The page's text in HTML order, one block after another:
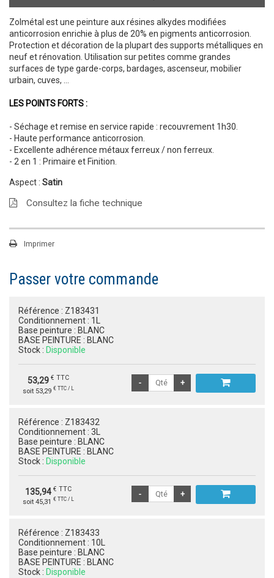
Zolmétal est une peinture aux résines alkydes modifiées
anticorrosion enrichie à plus de 20% en pigments anticorrosion.
Protection et décoration de la plupart des supports métalliques en
neuf et rénovation. Utilisation sur petites comme grandes
surfaces de type garde-corps, bardages, ascenseur, mobilier
urbain, cuves, ...
LES POINTS FORTS :
- Séchage et remise en service rapide : recouvrement 1h30.
- Haute performance anticorrosion.
- Excellente adhérence métaux ferreux / non ferreux.
- 2 en 1 : Primaire et Finition.
Aspect : Satin
Consultez la fiche technique
Imprimer
Passer votre commande
Référence : Z183431
Conditionnement : 1L
Base peinture : BLANC
BASE PEINTURE : BLANC
Stock : Disponible
53,29 € TTC
soit 53,29 € TTC / L
Référence : Z183432
Conditionnement : 3L
Base peinture : BLANC
BASE PEINTURE : BLANC
Stock : Disponible
135,94 € TTC
soit 45,31 € TTC / L
Référence : Z183433
Conditionnement : 10L
Base peinture : BLANC
BASE PEINTURE : BLANC
Stock : Disponible